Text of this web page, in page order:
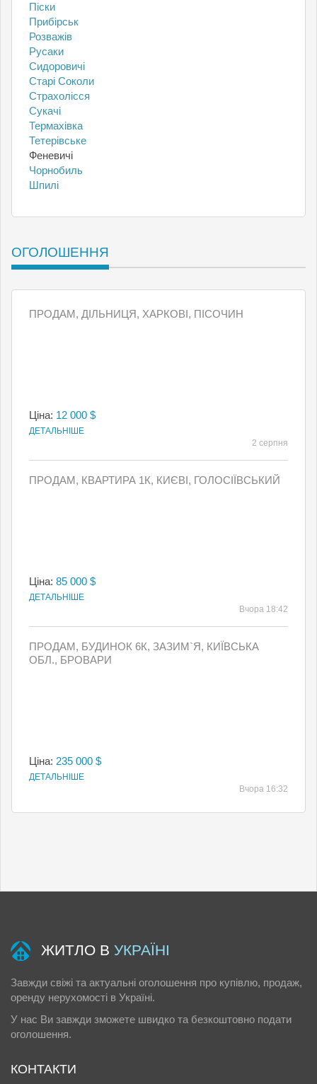
Піски
Прибірськ
Розважів
Русаки
Сидоровичі
Старі Соколи
Страхолісся
Сукачі
Термахівка
Тетерівське
Феневичі
Чорнобиль
Шпилі
ОГОЛОШЕННЯ
ПРОДАМ, ДІЛЬНИЦЯ, ХАРКОВІ, ПІСОЧИН
Ціна: 12 000 $
ДЕТАЛЬНІШЕ
2 серпня
ПРОДАМ, КВАРТИРА 1К, КИЄВI, ГОЛОСІЇВСЬКИЙ
Ціна: 85 000 $
ДЕТАЛЬНІШЕ
Вчора 18:42
ПРОДАМ, БУДИНОК 6К, ЗАЗИМ`Я, КИЇВСЬКА
ОБЛ., БРОВАРИ
Ціна: 235 000 $
ДЕТАЛЬНІШЕ
Вчора 16:32
ЖИТЛО В УКРАЇНІ
Завжди свіжі та актуальні оголошення про купівлю, продаж,
оренду нерухомості в Україні.
У нас Ви завжди зможете швидко та безкоштовно подати
оголошення.
КОНТАКТИ